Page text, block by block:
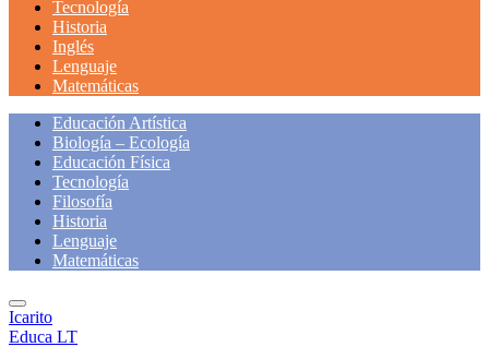
Tecnología
Historia
Inglés
Lenguaje
Matemáticas
Educación Artística
Biología – Ecología
Educación Física
Tecnología
Filosofía
Historia
Lenguaje
Matemáticas
Icarito
Educa LT